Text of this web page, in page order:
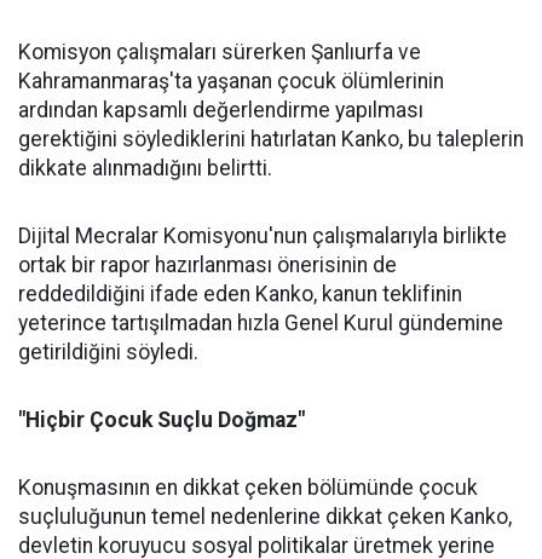
Komisyon çalışmaları sürerken Şanlıurfa ve
Kahramanmaraş'ta yaşanan çocuk ölümlerinin
ardından kapsamlı değerlendirme yapılması
gerektiğini söylediklerini hatırlatan Kanko, bu taleplerin
dikkate alınmadığını belirtti.
Dijital Mecralar Komisyonu'nun çalışmalarıyla birlikte
ortak bir rapor hazırlanması önerisinin de
reddedildiğini ifade eden Kanko, kanun teklifinin
yeterince tartışılmadan hızla Genel Kurul gündemine
getirildiğini söyledi.
"Hiçbir Çocuk Suçlu Doğmaz"
Konuşmasının en dikkat çeken bölümünde çocuk
suçluluğunun temel nedenlerine dikkat çeken Kanko,
devletin koruyucu sosyal politikalar üretmek yerine